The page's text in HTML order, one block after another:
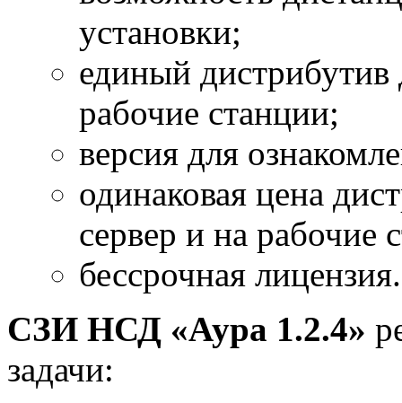
установки;
единый дистрибутив
рабочие станции;
версия для
одинаковая цена
сервер и на рабочие
бессрочная лицензия.
СЗИ НСД «Аура 1.2.4»
задачи: